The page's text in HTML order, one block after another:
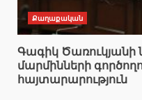
Քաղաքական
Գագիկ
մարմինների
հայտարարություն